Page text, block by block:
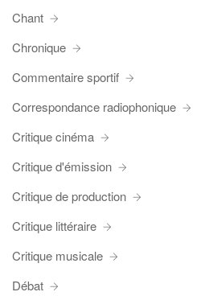
Chant
Chronique
Commentaire sportif
Correspondance radiophonique
Critique cinéma
Critique d'émission
Critique de production
Critique littéraire
Critique musicale
Débat